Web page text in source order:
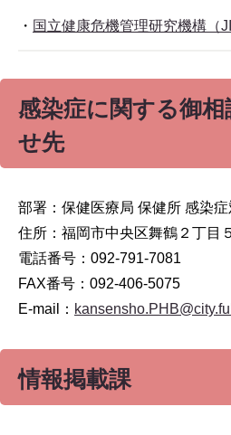
・ 国立健康危機管理研究機構（
感染症に関する御
せ先
部署：保健医療局 保健所 感染
住所：福岡市中央区舞鶴２丁目
電話番号：092-791-7081
FAX番号：092-406-5075
E-mail：
情報掲載課